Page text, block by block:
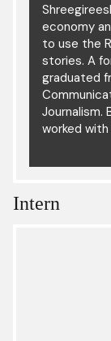
economy
to use the
stories. A
graduated
Journalism.
worked
Intern